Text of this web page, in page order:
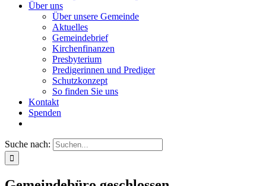
Über uns
Über unsere Gemeinde
Aktuelles
Gemeindebrief
Kirchenfinanzen
Presbyterium
Predigerinnen und Prediger
Schutzkonzept
So finden Sie uns
Kontakt
Spenden
Suche nach: